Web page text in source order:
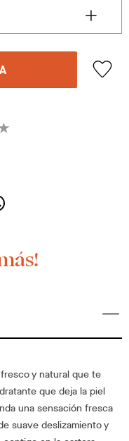
y natural que te
que deja la piel
una sensación fresca
suave deslizamiento y